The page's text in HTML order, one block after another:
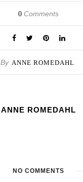
0 Comments
By ANNE ROMEDAHL
ANNE ROMEDAHL
NO COMMENTS